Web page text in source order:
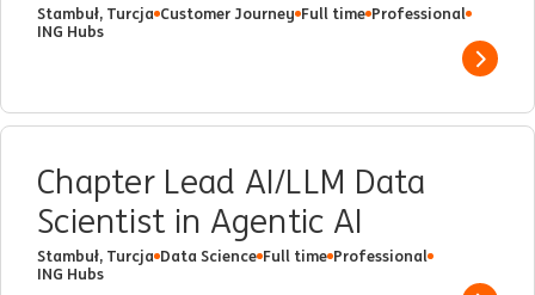
Stambuł, Turcja Customer Journey Full time Professional
ING Hubs
Show
Chapter Lead AI/LLM Data
Scientist in Agentic AI
Stambuł, Turcja Data Science Full time Professional
ING Hubs